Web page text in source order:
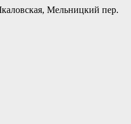
Мельницкий пер.